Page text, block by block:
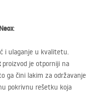
:
i ulaganje u kvalitetu.
proizvod je otporniji na
ga čini lakim za održavanje
pokrivnu rešetku koja